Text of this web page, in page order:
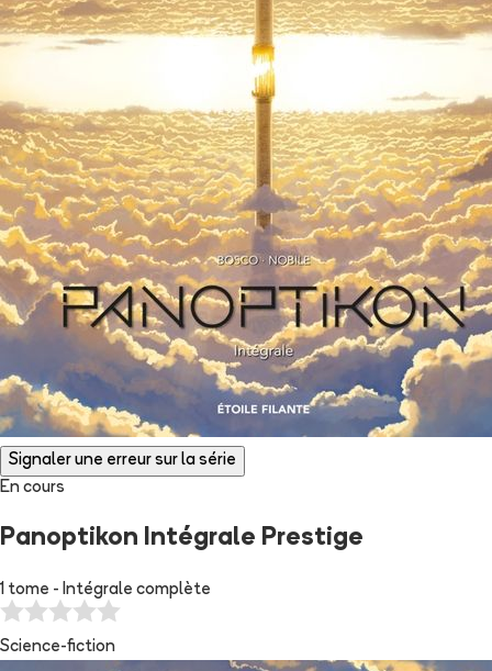
Signaler une erreur sur la série
En cours
Panoptikon Intégrale Prestige
1 tome - Intégrale complète
Science-fiction